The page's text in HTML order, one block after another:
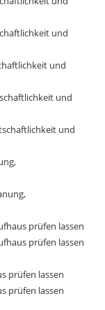
und
und
und
und
prüfen lassen
prüfen lassen
prüfen lassen
prüfen lassen